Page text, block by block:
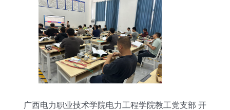
广西电力职业技术学院电力工程学院教工党支部 开